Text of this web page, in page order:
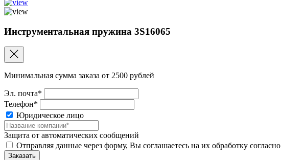
Инструментальная пружина 3S16065
Минимальная сумма заказа от 2500 рублей
Эл. почта*
Телефон*
Юридическое лицо
Защита от автоматических сообщений
Отправляя данные через форму, Вы соглашаетесь на их обработку согласно